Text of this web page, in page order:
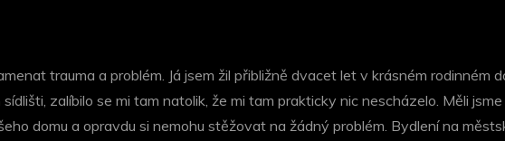
trauma a problém. Já jsem žil přibližně dvacet let v krásném rodinném
zalíbilo se mi tam natolik, že mi tam prakticky nic nescházelo. Měli
domu a opravdu si nemohu stěžovat na žádný problém. Bydlení na